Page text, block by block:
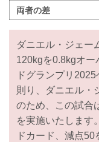
両者の差
ダニエル・ジェー
120kgを0.8kgオ
ドグランプリ
則り、ダニエル・
のため、この試合
を実施いたします
ドカード、減点